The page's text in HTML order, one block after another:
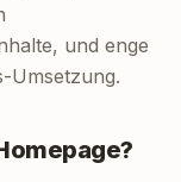
und enge
Umsetzung.